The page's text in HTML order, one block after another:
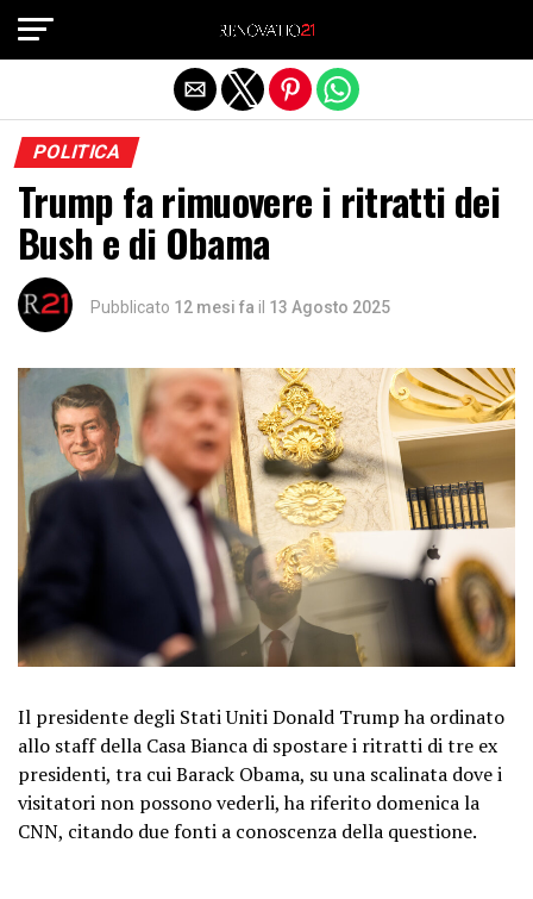
POLITICA
Trump fa rimuovere i ritratti dei
Bush e di Obama
Pubblicato 12 mesi fa il 13 Agosto 2025
Il presidente degli Stati Uniti Donald Trump ha ordinato
allo staff della Casa Bianca di spostare i ritratti di tre ex
presidenti, tra cui Barack Obama, su una scalinata dove i
visitatori non possono vederli, ha riferito domenica la
CNN, citando due fonti a conoscenza della questione.
Exit mobile version